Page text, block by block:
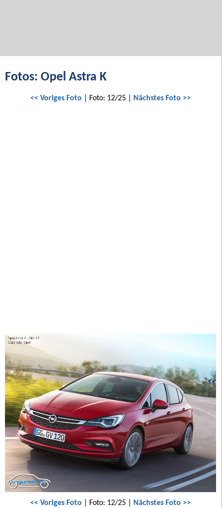
Fotos: Opel Astra K
<< Voriges Foto | Foto: 12/25 | Nächstes Foto >>
<< Voriges Foto | Foto: 12/25 | Nächstes Foto >>